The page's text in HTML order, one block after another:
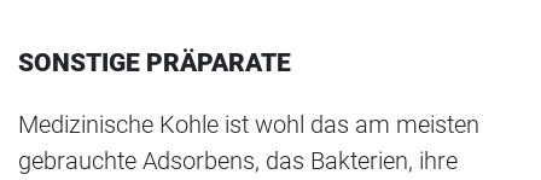
SONSTIGE PRÄPARATE
Medizinische Kohle ist wohl das am meisten
gebrauchte Adsorbens, das Bakterien, ihre